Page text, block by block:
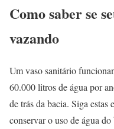
Como saber se
vazando
Um vaso sanitário
60.000 litros de água por
de trás da bacia. Siga estas
conservar o uso de água do